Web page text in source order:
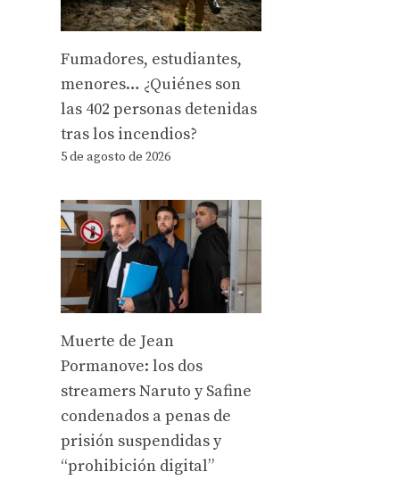
Fumadores, estudiantes,
menores… ¿Quiénes son
las 402 personas detenidas
tras los incendios?
5 de agosto de 2026
Muerte de Jean
Pormanove: los dos
streamers Naruto y Safine
condenados a penas de
prisión suspendidas y
“prohibición digital”